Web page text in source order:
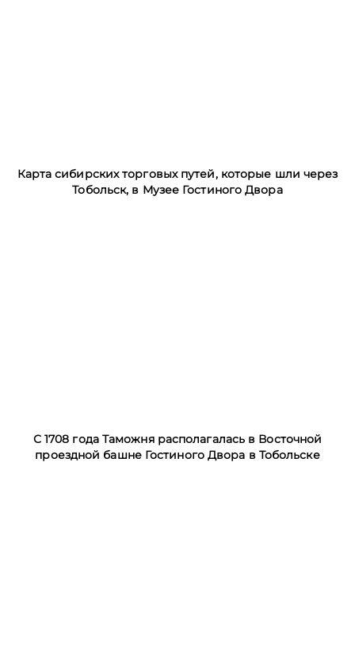
Карта сибирских торговых путей, которые шли через
Тобольск, в Музее Гостиного Двора
С 1708 года Таможня располагалась в Восточной
проездной башне Гостиного Двора в Тобольске